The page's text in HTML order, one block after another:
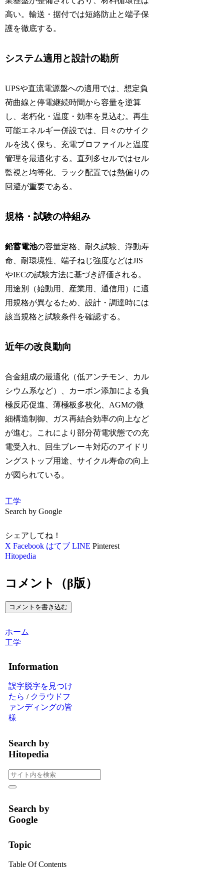
高い。輸送・据付では短絡防止と端子保
護を徹底する。
システム適用と設計の勘所
UPSや直流電源盤への適用では、想定負
荷曲線と停電継続時間から容量を逆算
し、老朽化・温度・効率を見込む。再生
可能エネルギー併設では、日々のサイク
ルを浅く保ち、充電プロファイルと温度
管理を最適化する。直列多セルではセル
監視と均等化、ラック配置では熱偏りの
回避が重要である。
規格・試験の枠組み
鉛蓄電池の容量定格、耐久試験、浮動寿
命、耐環境性、端子ねじ強度などはJIS
やIECの試験方法に基づき評価される。
用途別（始動用、産業用、通信用）に適
用規格が異なるため、設計・調達時には
該当規格と試験条件を確認する。
近年の改良動向
合金組成の最適化（低アンチモン、カル
シウム系など）、カーボン添加による負
極反応促進、薄極板多枚化、AGMの微
細構造制御、ガス再結合効率の向上など
が進む。これにより部分荷電状態での充
電受入れ、回生ブレーキ対応のアイドリ
ングストップ用途、サイクル寿命の向上
が図られている。
工学
Search by Google
シェアしてね！
X Facebook はてブ LINE Pinterest
Hitopedia
コメント（β版）
コメントを書き込む
ホーム
工学
Information
誤字脱字を見つけ
たら / クラウドフ
ァンディングの皆
様
Search by
Hitopedia
Search by
Google
Topic
Table Of Contents